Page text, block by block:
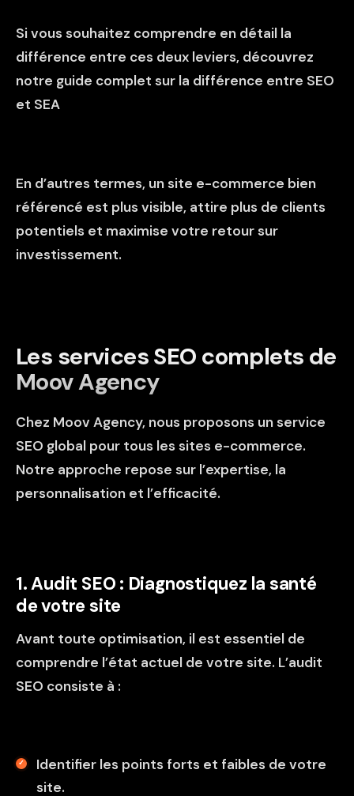
Si vous souhaitez comprendre en détail la
différence entre ces deux leviers, découvrez
notre guide complet sur la différence entre SEO
et SEA
En d’autres termes, un site e-commerce bien
référencé est plus visible, attire plus de clients
potentiels et maximise votre retour sur
investissement.
Les services SEO complets de
Moov Agency
Chez Moov Agency, nous proposons un service
SEO global pour tous les sites e-commerce.
Notre approche repose sur l’expertise, la
personnalisation et l’efficacité.
1. Audit SEO : Diagnostiquez la santé
de votre site
Avant toute optimisation, il est essentiel de
comprendre l’état actuel de votre site. L’audit
SEO consiste à :
Identifier les points forts et faibles de votre
site.